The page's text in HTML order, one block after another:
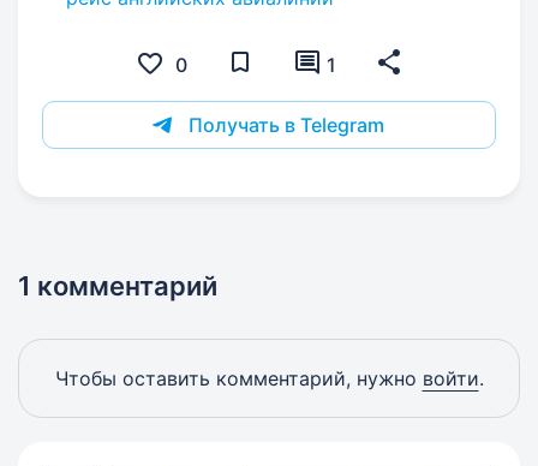
0 1
Получать в Telegram
1 комментарий
Чтобы оставить комментарий, нужно войти.